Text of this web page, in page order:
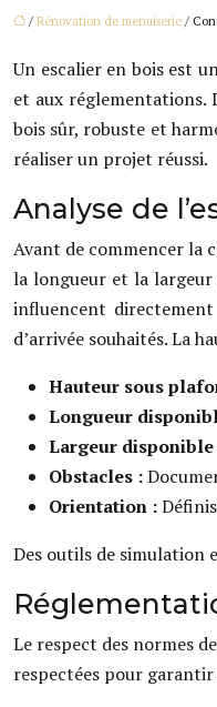
/ Rénovation de menuiserie /
Un escalier en bois est
et aux réglementations.
bois sûr, robuste et
réaliser un projet réussi.
Analyse de
Avant de commencer la
la longueur et la
influencent
d’arrivée souhaités. La
Hauteur sous
Longueur
Largeur disponible
Obstacles :
Orientation :
Des outils de simulation
Le respect des normes
respectées pour